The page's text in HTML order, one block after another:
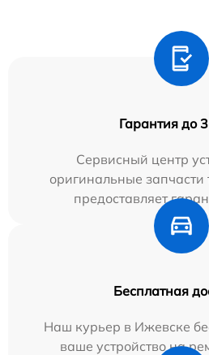
Гарантия до
Сервисный центр
оригинальные запчасти
предоставляет
Бесплатная
Наш курьер в Ижевске
ваше устройство на